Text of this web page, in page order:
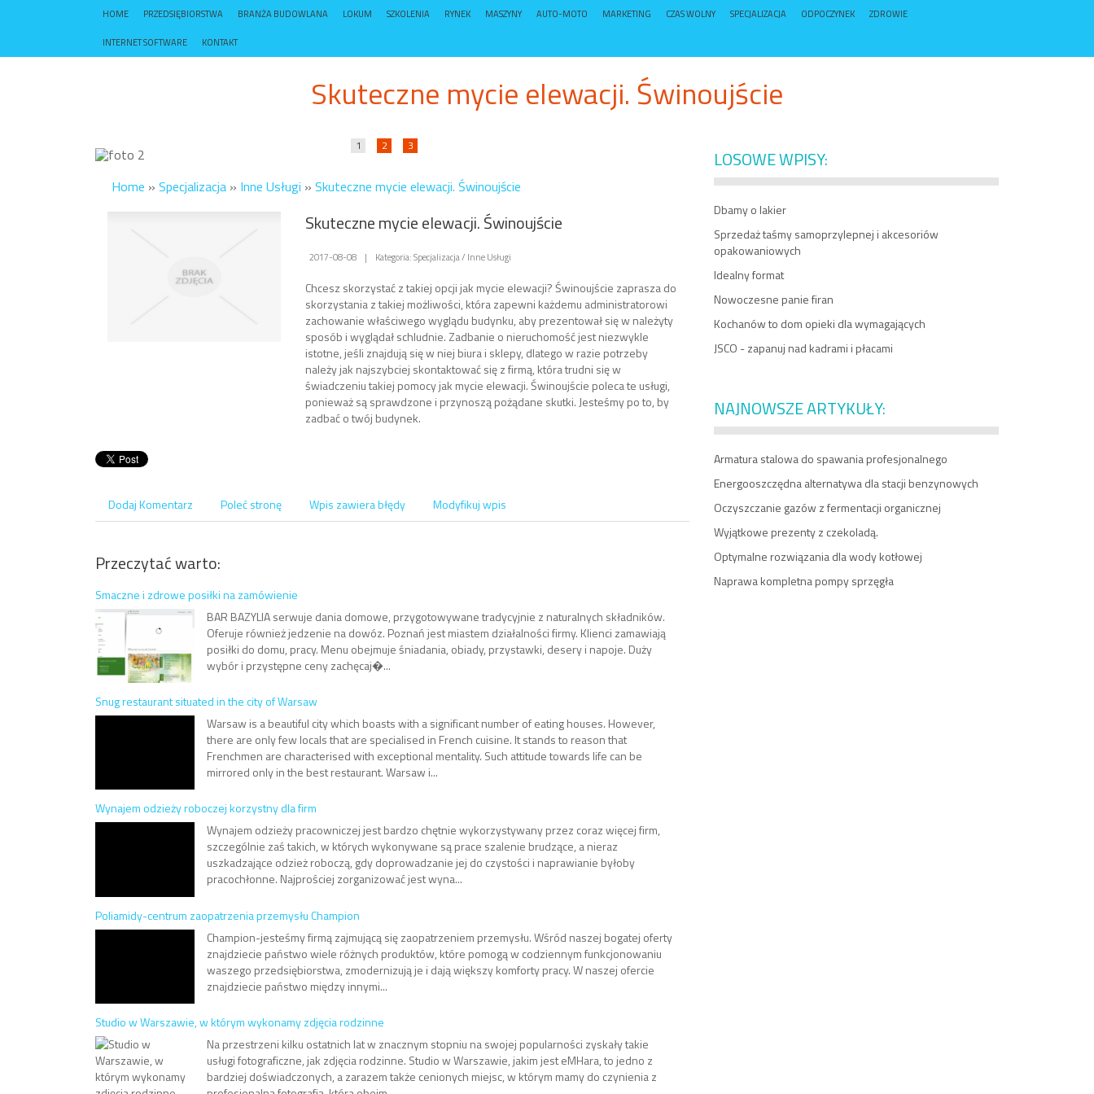
HOME PRZEDSIĘBIORSTWA BRANŻA BUDOWLANA LOKUM SZKOLENIA RYNEK MASZYNY AUTO-MOTO MARKETING CZAS WOLNY SPECJALIZACJA ODPOCZYNEK ZDROWIE
INTERNET SOFTWARE KONTAKT
Skuteczne mycie elewacji. Świnoujście
1 2 3
Home » Specjalizacja » Inne Usługi » Skuteczne mycie elewacji. Świnoujście
Skuteczne mycie elewacji. Świnoujście
2017-08-08 | Kategoria: Specjalizacja / Inne Usługi
Chcesz skorzystać z takiej opcji jak mycie elewacji? Świnoujście zaprasza do
skorzystania z takiej możliwości, która zapewni każdemu administratorowi
zachowanie właściwego wyglądu budynku, aby prezentował się w należyty
sposób i wyglądał schludnie. Zadbanie o nieruchomość jest niezwykle
istotne, jeśli znajdują się w niej biura i sklepy, dlatego w razie potrzeby
należy jak najszybciej skontaktować się z firmą, która trudni się w
świadczeniu takiej pomocy jak mycie elewacji. Świnoujście poleca te usługi,
ponieważ są sprawdzone i przynoszą pożądane skutki. Jesteśmy po to, by
zadbać o twój budynek.
Dodaj Komentarz Poleć stronę Wpis zawiera błędy Modyfikuj wpis
Przeczytać warto:
Smaczne i zdrowe posiłki na zamówienie
BAR BAZYLIA serwuje dania domowe, przygotowywane tradycyjnie z naturalnych składników.
Oferuje również jedzenie na dowóz. Poznań jest miastem działalności firmy. Klienci zamawiają
posiłki do domu, pracy. Menu obejmuje śniadania, obiady, przystawki, desery i napoje. Duży
wybór i przystępne ceny zachęcaj�...
Snug restaurant situated in the city of Warsaw
Warsaw is a beautiful city which boasts with a significant number of eating houses. However,
there are only few locals that are specialised in French cuisine. It stands to reason that
Frenchmen are characterised with exceptional mentality. Such attitude towards life can be
mirrored only in the best restaurant. Warsaw i...
Wynajem odzieży roboczej korzystny dla firm
Wynajem odzieży pracowniczej jest bardzo chętnie wykorzystywany przez coraz więcej firm,
szczególnie zaś takich, w których wykonywane są prace szalenie brudzące, a nieraz
uszkadzające odzież roboczą, gdy doprowadzanie jej do czystości i naprawianie byłoby
pracochłonne. Najprościej zorganizować jest wyna...
Poliamidy-centrum zaopatrzenia przemysłu Champion
Champion-jesteśmy firmą zajmującą się zaopatrzeniem przemysłu. Wśród naszej bogatej oferty
znajdziecie państwo wiele różnych produktów, które pomogą w codziennym funkcjonowaniu
waszego przedsiębiorstwa, zmodernizują je i dają większy komforty pracy. W naszej ofercie
znajdziecie państwo między innymi...
Studio w Warszawie, w którym wykonamy zdjęcia rodzinne
Na przestrzeni kilku ostatnich lat w znacznym stopniu na swojej popularności zyskały takie
usługi fotograficzne, jak zdjęcia rodzinne. Studio w Warszawie, jakim jest eMHara, to jedno z
bardziej doświadczonych, a zarazem także cenionych miejsc, w którym mamy do czynienia z
LOSOWE WPISY:
Dbamy o lakier
Sprzedaż taśmy samoprzylepnej i akcesoriów
opakowaniowych
Idealny format
Nowoczesne panie firan
Kochanów to dom opieki dla wymagających
JSCO - zapanuj nad kadrami i płacami
NAJNOWSZE ARTYKUŁY:
Armatura stalowa do spawania profesjonalnego
Energooszczędna alternatywa dla stacji benzynowych
Oczyszczanie gazów z fermentacji organicznej
Wyjątkowe prezenty z czekoladą.
Optymalne rozwiązania dla wody kotłowej
Naprawa kompletna pompy sprzęgła